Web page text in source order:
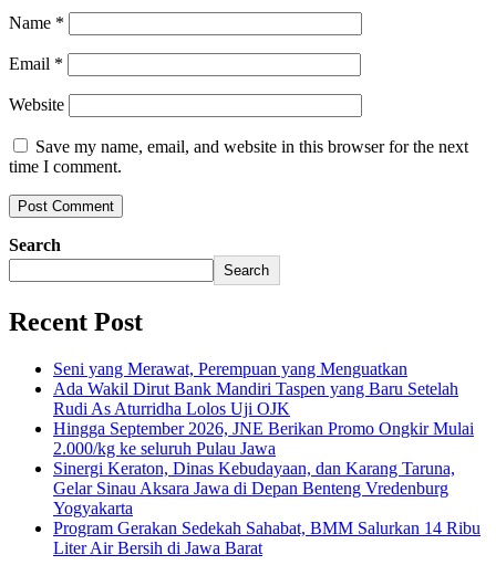
Name *
Email *
Website
Save my name, email, and website in this browser for the next
time I comment.
Search
Search
Recent Post
Seni yang Merawat, Perempuan yang Menguatkan
Ada Wakil Dirut Bank Mandiri Taspen yang Baru Setelah
Rudi As Aturridha Lolos Uji OJK
Hingga September 2026, JNE Berikan Promo Ongkir Mulai
2.000/kg ke seluruh Pulau Jawa
Sinergi Keraton, Dinas Kebudayaan, dan Karang Taruna,
Gelar Sinau Aksara Jawa di Depan Benteng Vredenburg
Yogyakarta
Program Gerakan Sedekah Sahabat, BMM Salurkan 14 Ribu
Liter Air Bersih di Jawa Barat